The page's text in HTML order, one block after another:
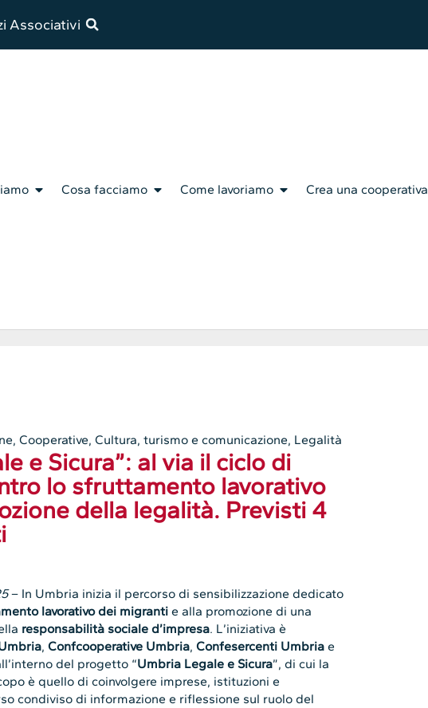
Associativi
Cosa facciamo Come lavoriamo Crea una cooperativa
,Cooperative,Cultura, turismo e comunicazione, Legalità
e Sicura”: al via il ciclo di
lo sfruttamento lavorativo
della legalità. Previsti 4
– In Umbria inizia il percorso di sensibilizzazione dedicato
lavorativo dei migranti e alla promozione di una
responsabilità sociale d’impresa. L’iniziativa è
,Confcooperative Umbria,Confesercenti Umbria e
del progetto “Umbria Legale e Sicura”, di cui la
è quello di coinvolgere imprese, istituzioni e
condiviso di informazione e riflessione sul ruolo del